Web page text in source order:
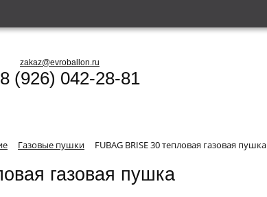
zakaz@evroballon.ru
8 (926) 042-28-81
Газовые пушки FUBAG BRISE 30 тепловая газовая пушка
газовая пушка